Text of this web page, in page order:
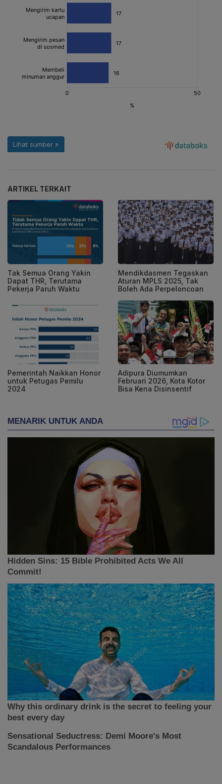
ARTIKEL TERKAIT
Tak Semua Orang Yakin
Dapat THR, Terutama
Pekerja Paruh Waktu
Mendikdasmen Tegaskan
Aturan MPLS 2025, Tak
Boleh Ada Perpeloncoan
Pemerintah Naikkan Honor
untuk Petugas Pemilu
2024
Adipura Diumumkan
Februari 2026, Kota Kotor
Bisa Kena Disinsentif